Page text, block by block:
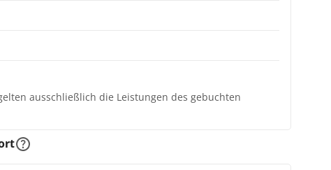
ausschließlich die Leistungen des gebuchten